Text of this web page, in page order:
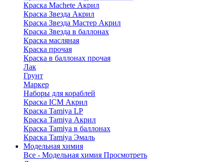
Краска Machete Акрил
Краска Звезда Акрил
Краска Звезда Мастер Акрил
Краска Звезда в баллонах
Краска масляная
Краска прочая
Краска в баллонах прочая
Лак
Грунт
Маркер
Наборы для кораблей
Краска ICM Акрил
Краска Tamiya LP
Краска Tamiya Акрил
Краска Tamiya в баллонах
Краска Tamiya Эмаль
Модельная химия
Все - Модельная химия Просмотреть